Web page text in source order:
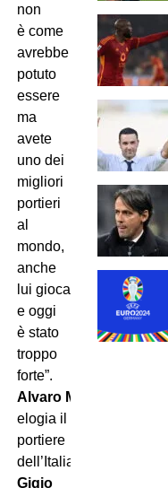
non
è come
avrebbe
potuto
essere
ma
avete
uno dei
migliori
portieri
al
mondo,
anche
lui gioca
e oggi
è stato
troppo
forte”.
Alvaro Morata
elogia il
portiere
dell’Italia
Gigio